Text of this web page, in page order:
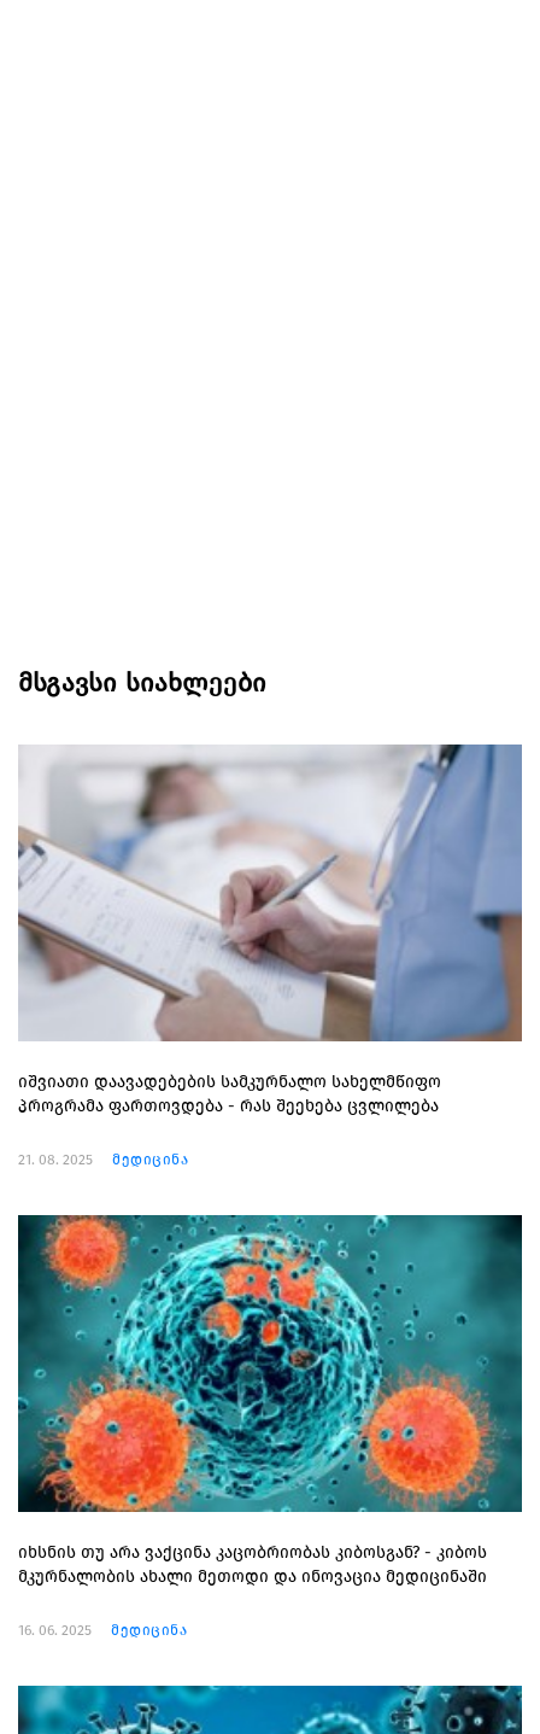
მსგავსი სიახლეები
იშვიათი დაავადებების სამკურნალო სახელმწიფო
პროგრამა ფართოვდება - რას შეეხება ცვლილება
21. 08. 2025 მედიცინა
იხსნის თუ არა ვაქცინა კაცობრიობას კიბოსგან? - კიბოს
მკურნალობის ახალი მეთოდი და ინოვაცია მედიცინაში
16. 06. 2025 მედიცინა